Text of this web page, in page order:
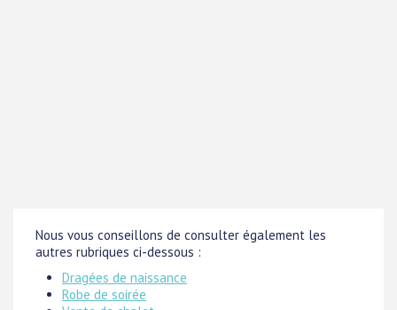
Nous vous conseillons de consulter également les
autres rubriques ci-dessous :
Dragées de naissance
Robe de soirée